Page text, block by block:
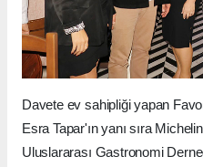
Davete ev sahipliği yapan
Esra Tapar'ın yanı sıra
Uluslararası Gastronomi